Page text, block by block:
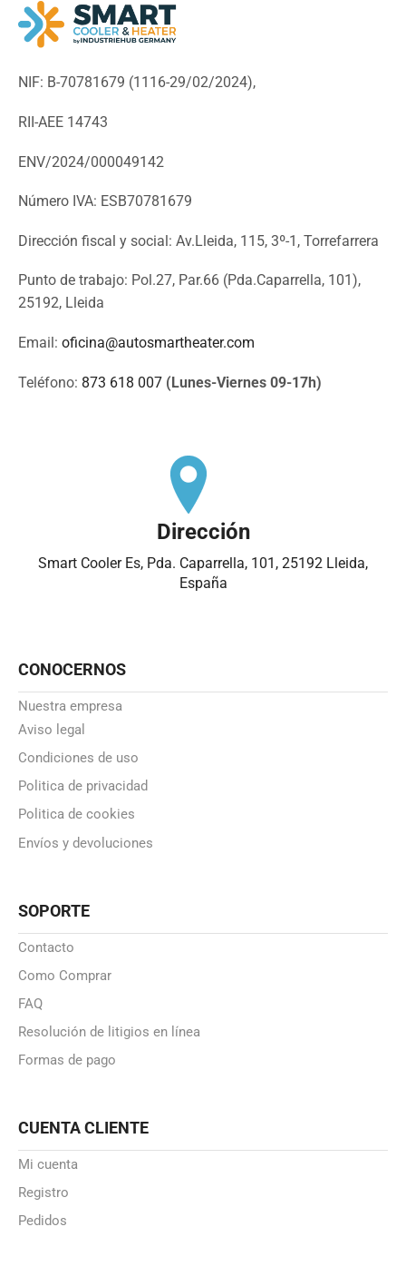
NIF: B-70781679 (1116-29/02/2024),
RII-AEE 14743
ENV/2024/000049142
Número IVA: ESB70781679
Dirección fiscal y social: Av.Lleida, 115, 3º-1, Torrefarrera
Punto de trabajo: Pol.27, Par.66 (Pda.Caparrella, 101),
25192, Lleida
Email: oficina@autosmartheater.com
Teléfono: 873 618 007 (Lunes-Viernes 09-17h)
Dirección
Smart Cooler Es, Pda. Caparrella, 101, 25192 Lleida,
España
CONOCERNOS
Nuestra empresa
Aviso legal
Condiciones de uso
Politica de privacidad
Politica de cookies
Envíos y devoluciones
SOPORTE
Contacto
Como Comprar
FAQ
Resolución de litigios en línea
Formas de pago
CUENTA CLIENTE
Mi cuenta
Registro
Pedidos